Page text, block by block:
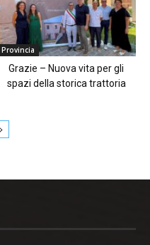
Provincia
Grazie – Nuova vita per gli
spazi della storica trattoria